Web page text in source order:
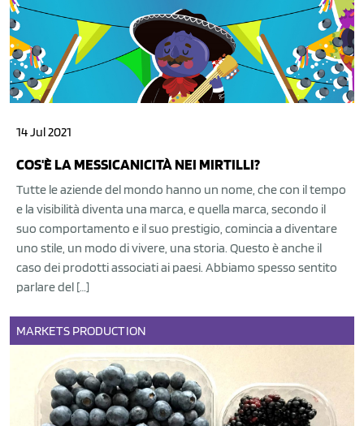
14 Jul 2021
COS'È LA MESSICANICITÀ NEI MIRTILLI?
Tutte le aziende del mondo hanno un nome, che con il tempo
e la visibilità diventa una marca, e quella marca, secondo il
suo comportamento e il suo prestigio, comincia a diventare
uno stile, un modo di vivere, una storia. Questo è anche il
caso dei prodotti associati ai paesi. Abbiamo spesso sentito
parlare del […]
MARKETS PRODUCTION